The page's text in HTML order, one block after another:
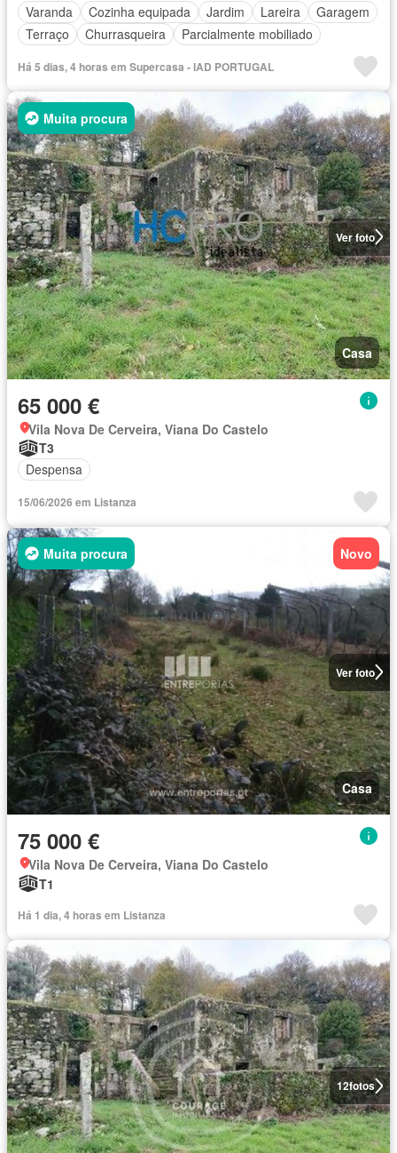
Varanda
Cozinha equipada Jardim Lareira
Garagem
Terraço
Churrasqueira Parcialmente mobiliado
Há 5 dias, 4 horas em Supercasa - IAD PORTUGAL
Ver foto
Muita procura
Casa
65 000 €
Vila Nova De Cerveira, Viana Do Castelo
T3
Despensa
15/06/2026 em Listanza
Ver foto
Muita procura Novo
Casa
75 000 €
Vila Nova De Cerveira, Viana Do Castelo
T1
Há 1 dia, 4 horas em Listanza
12fotos